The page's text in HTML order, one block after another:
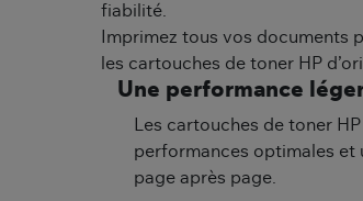
fiabilité.
Imprimez tous vos documents
les cartouches de toner HP
Une performance
Les cartouches de toner
performances optimales et
page après page.